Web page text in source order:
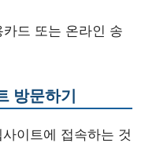
드 또는 온라인 송
방문하기
이트에 접속하는 것